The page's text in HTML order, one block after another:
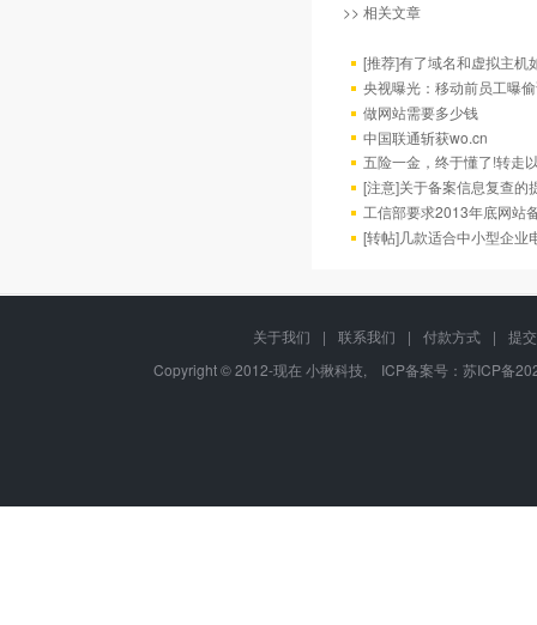
>> 相关文章
[推荐]有了域名和虚拟主机
央视曝光：移动前员工曝
做网站需要多少钱
中国联通斩获wo.cn
五险一金，终于懂了!转走
[注意]关于备案信息复查的
工信部要求2013年底网站
[转帖]几款适合中小型企业
关于我们 | 联系我们 | 付款方式 |
提
Copyright © 2012-现在 小揪科技, ICP备案号： 苏ICP备